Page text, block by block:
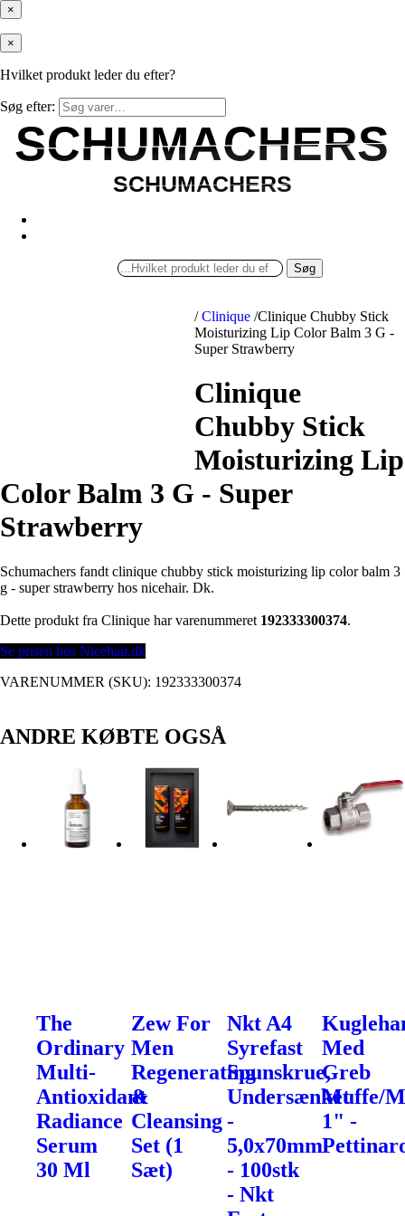
×
×
Hvilket produkt leder du efter?
Søg efter:
SCHUMACHERS
SCHUMACHERS
SCHUMACHERS
SCHUMACHERS
Søg
/ Clinique /Clinique Chubby Stick
Moisturizing Lip Color Balm 3 G -
Super Strawberry
Clinique
Chubby Stick
Moisturizing Lip
Color Balm 3 G - Super
Strawberry
Schumachers fandt clinique chubby stick moisturizing lip color balm 3
g - super strawberry hos nicehair. Dk.
Dette produkt fra Clinique har varenummeret 192333300374.
Se prisen hos Nicehair.dk
VARENUMMER (SKU): 192333300374
ANDRE KØBTE OGSÅ
The
Ordinary
Multi-
Antioxidant
Radiance
Serum
30 Ml
Zew For
Men
Regenerating
&
Cleansing
Set (1
Sæt)
Nkt A4
Syrefast
Spunskrue,
Undersænket
-
5,0x70mm
- 100stk
- Nkt
Med
Greb
Muffe/
1" -